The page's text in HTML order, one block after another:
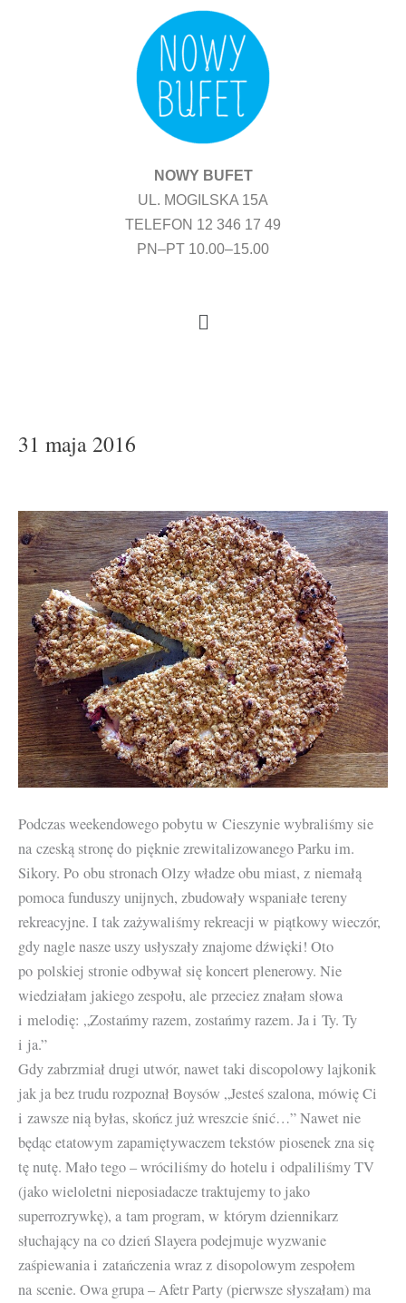
NOWY BUFET
UL. MOGILSKA 15A
TELEFON 12 346 17 49
PN–PT 10.00–15.00
Menu
31 maja 2016
Podczas weekendowego pobytu w Cieszynie wybraliśmy sie
na czeską stronę do pięknie zrewitalizowanego Parku im.
Sikory. Po obu stronach Olzy władze obu miast, z niemałą
pomoca funduszy unijnych, zbudowały wspaniałe tereny
rekreacyjne. I tak zażywaliśmy rekreacji w piątkowy wieczór,
gdy nagle nasze uszy usłyszały znajome dźwięki! Oto
po polskiej stronie odbywał się koncert plenerowy. Nie
wiedziałam jakiego zespołu, ale przeciez znałam słowa
i melodię: „Zostańmy razem, zostańmy razem. Ja i Ty. Ty
i ja.”
Gdy zabrzmiał drugi utwór, nawet taki discopolowy lajkonik
jak ja bez trudu rozpoznał Boysów „Jesteś szalona, mówię Ci
i zawsze nią byłas, skończ już wreszcie śnić…” Nawet nie
będąc etatowym zapamiętywaczem tekstów piosenek zna się
tę nutę. Mało tego – wróciliśmy do hotelu i odpaliliśmy TV
(jako wieloletni nieposiadacze traktujemy to jako
superrozrywkę), a tam program, w którym dziennikarz
słuchający na co dzień Slayera podejmuje wyzwanie
zaśpiewania i zatańczenia wraz z disopolowym zespołem
na scenie. Owa grupa – Afetr Party (pierwsze słyszałam) ma